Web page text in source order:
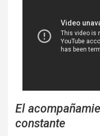
El
constante